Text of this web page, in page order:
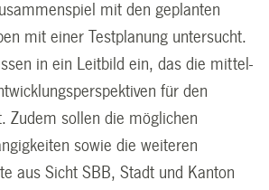
mit den geplanten
mit einer Testplanung untersucht.
in ein Leitbild ein, das die mittel-
für den
Zudem sollen die möglichen
sowie die weiteren
aus Sicht SBB, Stadt und Kanton